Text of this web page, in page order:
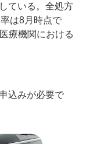
ている。全処方
は8月時点で
療機関における
込みが必要で